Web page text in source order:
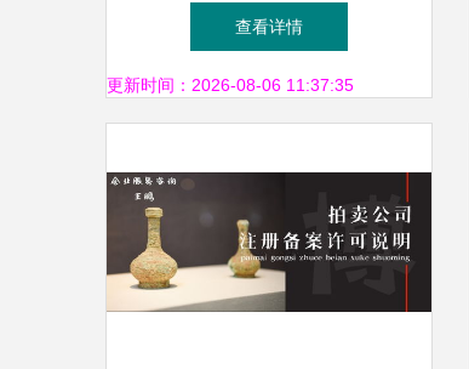
板业务，8.5代线设备将投标
拍卖
查看详情
更新时间：2026-08-06 11:37:35